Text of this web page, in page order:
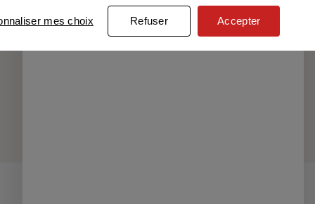
mes choix Refuser Accepter